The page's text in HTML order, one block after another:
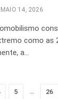
MAIO 14, 2026
como as
a…
5 26